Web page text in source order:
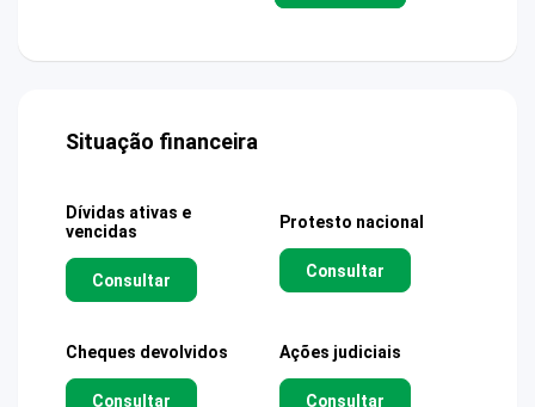
Situação financeira
Dívidas ativas e
vencidas
Consultar
Protesto nacional
Consultar
Cheques devolvidos
Consultar
Ações judiciais
Consultar